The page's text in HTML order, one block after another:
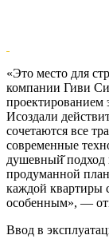
«Это место для
компании Гиви
проектированием
Исоздали
сочетаются все
современные
душевный̆ подход
продуманной
каждой квартиры
особенным», —
Ввод в